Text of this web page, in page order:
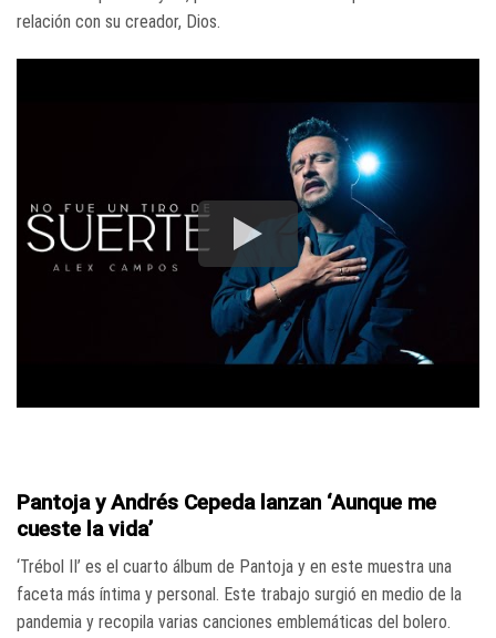
relación con su creador, Dios.
Pantoja y Andrés Cepeda lanzan ‘Aunque me
cueste la vida’
‘Trébol II’ es el cuarto álbum de Pantoja y en este muestra una
faceta más íntima y personal. Este trabajo surgió en medio de la
pandemia y recopila varias canciones emblemáticas del bolero.